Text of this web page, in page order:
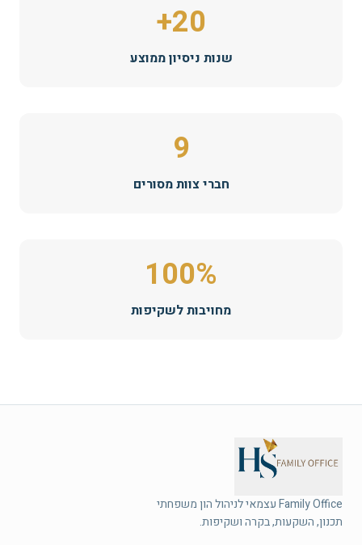
20+
שנות ניסיון ממוצע
9
חברי צוות מסורים
100%
מחויבות לשקיפות
תכנון, השקעות, בקרה ושקיפות.